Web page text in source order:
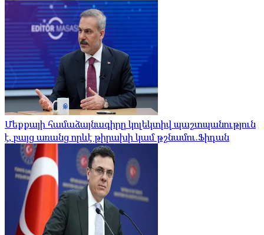
Մեքքայի համաձայնագիրը կոլեկտիվ պաշտպանություն
է, բայց առանց որևէ թիրախի կամ թշնամու.Ֆիդան